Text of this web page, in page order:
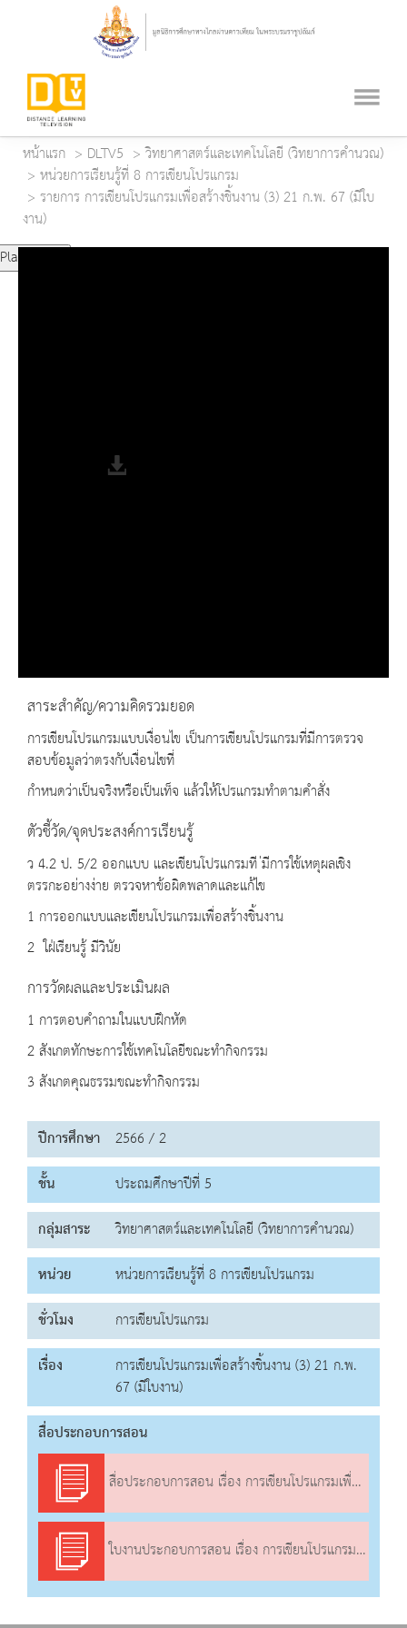
หน้าแรก DLTV5
วิทยาศาสตร์และเทคโนโลยี (วิทยาการคำนวณ)
หน่วยการเรียนรู้ที่ 8 การเขียนโปรแกรม
รายการ การเขียนโปรแกรมเพื่อสร้างชิ้นงาน (3) 21 ก.พ. 67 (มีใบ
งาน)
Play Video
สาระสำคัญ/ความคิดรวมยอด
การเขียนโปรแกรมแบบเงื่อนไข เป็นการเขียนโปรแกรมที่มีการตรวจ
สอบข้อมูลว่าตรงกับเงื่อนไขที่
กำหนดว่าเป็นจริงหรือเป็นเท็จ แล้วให้โปรแกรมทำตามคำสั่ง
ตัวชี้วัด/จุดประสงค์การเรียนรู้
ว 4.2 ป. 5/2 ออกแบบ และเขียนโปรแกรมที ่มีการใช้เหตุผลเชิง
ตรรกะอย่างง่าย ตรวจหาข้อผิดพลาดและแก้ไข
1 การออกแบบและเขียนโปรแกรมเพื่อสร้างชิ้นงาน
2 ใฝ่เรียนรู้ มีวินัย
การวัดผลและประเมินผล
1 การตอบคำถามในแบบฝึกหัด
2 สังเกตทักษะการใช้เทคโนโลยีขณะทำกิจกรรม
3 สังเกตคุณธรรมขณะทำกิจกรรม
ปีการศึกษา 2566 / 2
ชั้น
ประถมศึกษาปีที่ 5
กลุ่มสาระ
วิทยาศาสตร์และเทคโนโลยี (วิทยาการคำนวณ)
หน่วย
หน่วยการเรียนรู้ที่ 8 การเขียนโปรแกรม
ชั่วโมง
การเขียนโปรแกรม
เรื่อง
การเขียนโปรแกรมเพื่อสร้างชิ้นงาน (3) 21 ก.พ.
67 (มีใบงาน)
สื่อประกอบการสอน
สื่อประกอบการสอน เรื่อง การเขียนโปรแกรมเพื่อสร้างชิ้นงาน (3)
ใบงานประกอบการสอน เรื่อง การเขียนโปรแกรมเพื่อสร้างชิ้นงาน (3)